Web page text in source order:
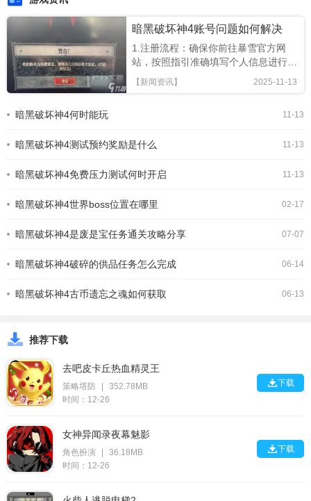
暗黑破坏神4账号问题如何解决
1.注册流程：确保你前往暴雪官方网
站，按照指引准确填写个人信息进行账
号注册。注意邮箱的正确性，这将用于
接收账号相关通知。若在注册时遇到验
或尝试更换邮箱重新注册。2.登录困
的“忘记密码”选项，按照
2025-11-13
【新闻资讯】
11-13
暗黑破坏神4何时能玩
11-13
暗黑破坏神4测试预约奖励是什么
11-13
暗黑破坏神4免费压力测试何时开启
02-17
暗黑破坏神4世界boss位置在哪里
07-07
暗黑破坏神4是废是宝任务通关攻略分享
06-14
暗黑破坏神4破碎的供品任务怎么完成
06-13
暗黑破坏神4古币遗忘之魂如何获取
推荐下载
去吧皮卡丘热血精灵王
策略塔防
352.78MB
时间：12-26
下载
女神异闻录夜幕魅影
角色扮演
36.18MB
时间：12-26
下载